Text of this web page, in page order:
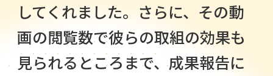
してくれました。さらに、その動
画の閲覧数で彼らの取組の効果も
見られるところまで、成果報告に